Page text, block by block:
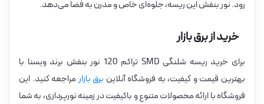
رود. نور بنفش این ریسه، جلوه‌ای خاص و مدرن به فضا می‌دهد.
خرید از برق بازار
برای خرید ریسه شلنگی SMD تراکم 120 نور بنفش برند ویسنا با
بهترین قیمت و کیفیت، به فروشگاه آنلاین برق بازارمراجعه کنید. این
فروشگاه با ارائه محصولات متنوع و باکیفیت در زمینه نورپردازی، به شما